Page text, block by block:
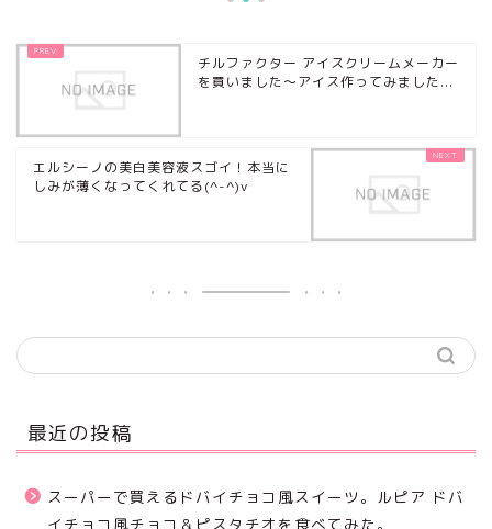
チルファクター アイスクリームメーカー
を買いました～アイス作ってみました...
エルシーノの美白美容液スゴイ！本当に
しみが薄くなってくれてる(^-^)v
最近の投稿
スーパーで買えるドバイチョコ風スイーツ。ルピア ドバ
イチョコ風チョコ＆ピスタチオを食べてみた。